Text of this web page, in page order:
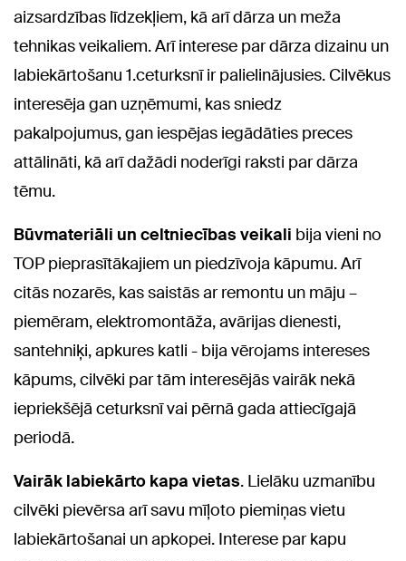
aizsardzības līdzekļiem, kā arī dārza un meža
tehnikas veikaliem. Arī interese par dārza dizainu un
labiekārtošanu 1.ceturksnī ir palielinājusies. Cilvēkus
interesēja gan uzņēmumi, kas sniedz
pakalpojumus, gan iespējas iegādāties preces
attālināti, kā arī dažādi noderīgi raksti par dārza
tēmu.
Būvmateriāli un celtniecības veikali bija vieni no
TOP pieprasītākajiem un piedzīvoja kāpumu. Arī
citās nozarēs, kas saistās ar remontu un māju –
piemēram, elektromontāža, avārijas dienesti,
santehniķi, apkures katli - bija vērojams intereses
kāpums, cilvēki par tām interesējās vairāk nekā
iepriekšējā ceturksnī vai pērnā gada attiecīgajā
periodā.
Vairāk labiekārto kapa vietas. Lielāku uzmanību
cilvēki pievērsa arī savu mīļoto piemiņas vietu
labiekārtošanai un apkopei. Interese par kapu